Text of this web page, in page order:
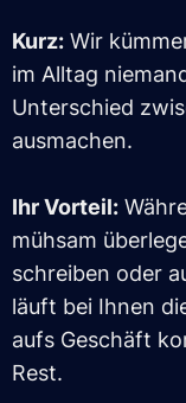
Kurz: Wir
im Alltag
Unterschied
ausmachen.
Ihr Vorteil:
mühsam
schreiben oder
läuft bei Ihnen
aufs Geschäft
Rest.